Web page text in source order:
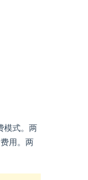
模式。两
用。两